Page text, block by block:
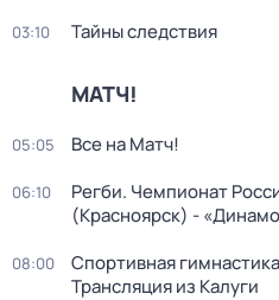
03:10 Тайны следствия
МАТЧ!
05:05 Все на Матч!
06:10
Регби. Чемпионат
(Красноярск) -
08:00
Спортивная
Трансляция из Калуги